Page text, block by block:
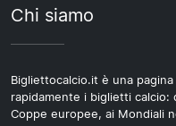
Chi siamo
Bigliettocalcio.it è una
rapidamente i biglietti calcio:
Coppe europee, ai Mondiali